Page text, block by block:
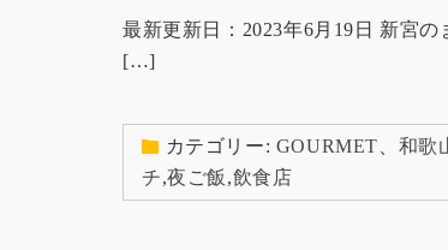
最新更新日：2023年6月19日 新宮
[…]
カテゴリー: GOURMET 和歌
チ,夜ご飯 ,飲食店